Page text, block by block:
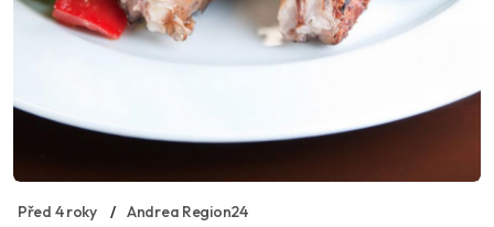
Před 4 roky Andrea Region24